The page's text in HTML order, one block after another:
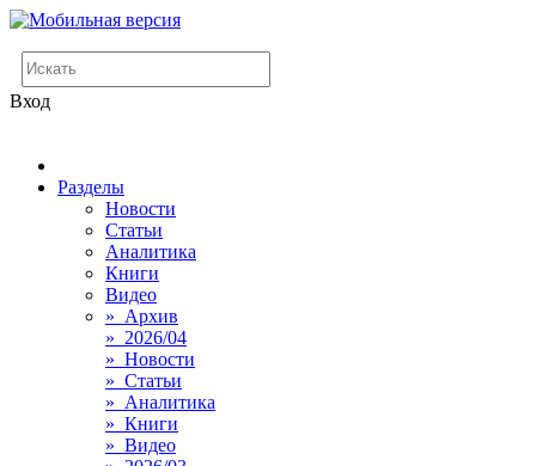
Вход
Разделы
Новости
Статьи
Аналитика
Книги
Видео
» Архив
» 2026/04
» Новости
» Статьи
» Аналитика
» Книги
» Видео